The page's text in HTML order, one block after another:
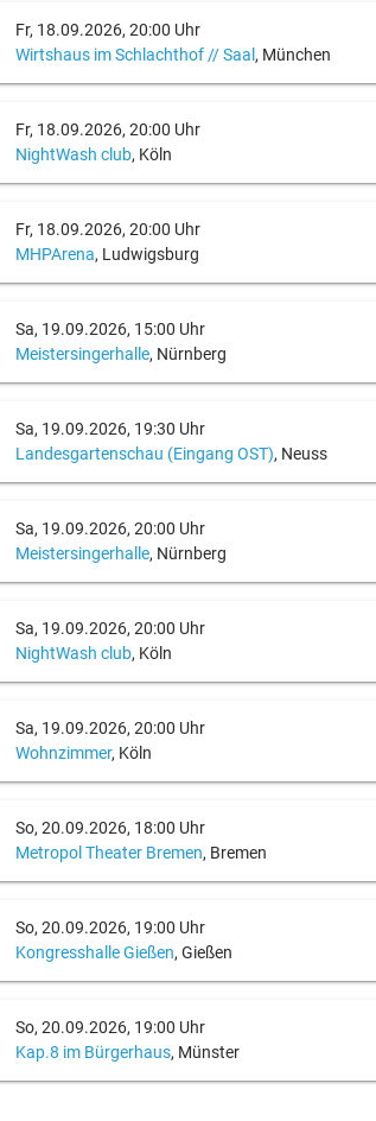
Fr, 18.09.2026, 20:00 Uhr
Wirtshaus im Schlachthof // Saal , München
Fr, 18.09.2026, 20:00 Uhr
NightWash club, Köln
Fr, 18.09.2026, 20:00 Uhr
MHPArena, Ludwigsburg
Sa, 19.09.2026, 15:00 Uhr
Meistersingerhalle, Nürnberg
Sa, 19.09.2026, 19:30 Uhr
Landesgartenschau (Eingang OST), Neuss
Sa, 19.09.2026, 20:00 Uhr
Meistersingerhalle, Nürnberg
Sa, 19.09.2026, 20:00 Uhr
NightWash club, Köln
Sa, 19.09.2026, 20:00 Uhr
Wohnzimmer, Köln
So, 20.09.2026, 18:00 Uhr
Metropol Theater Bremen, Bremen
So, 20.09.2026, 19:00 Uhr
Kongresshalle Gießen, Gießen
So, 20.09.2026, 19:00 Uhr
Kap.8 im Bürgerhaus, Münster